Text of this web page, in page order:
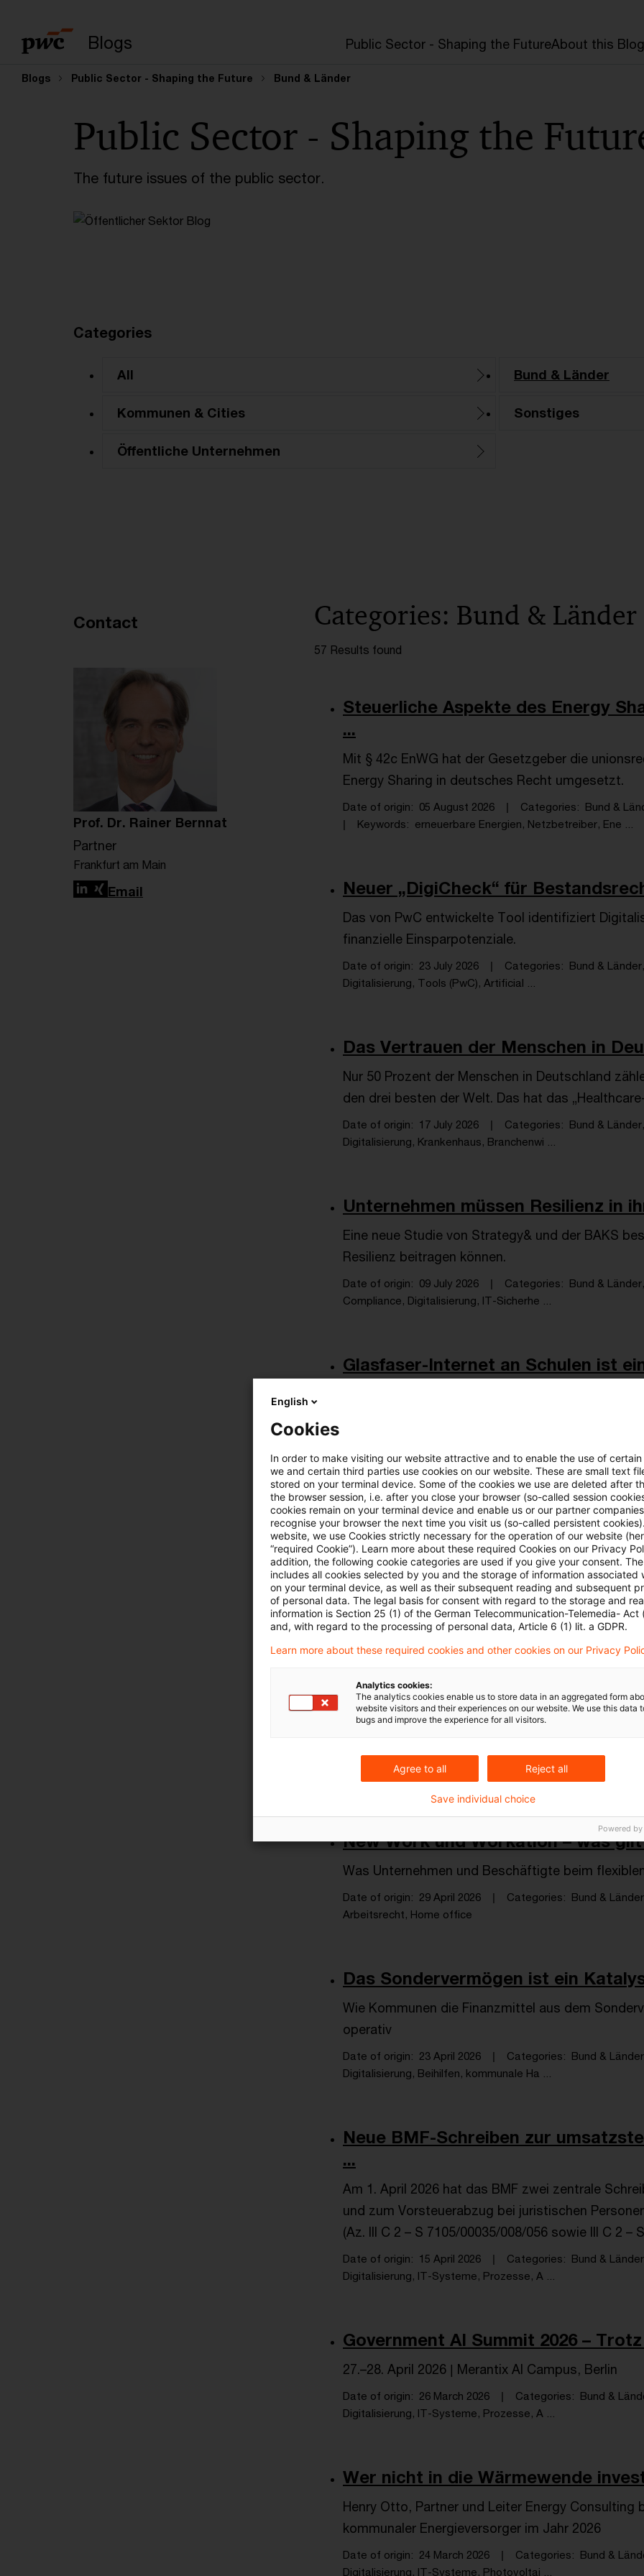
Blogs Public Sector - Shaping the FutureAbout this Blog
Blogs Public Sector - Shaping the Future Bund & Länder
Public Sector - Shaping the
The future issues of the public sector.
Categories
All Bund & Länder
Kommunen & Cities Sonstiges
Öffentliche Unternehmen
Categories: Bund & Länder
57 Results found
Steuerliche Aspekte des Energy
...
Mit § 42c EnWG hat der Gesetzgeber die
Energy Sharing in deutsches Recht umgesetzt.
Date of origin 05 August 2026 Categories
Bund &
Keywords
erneuerbare Energien, Netzbetreiber, Ene ...
Neuer „DigiCheck“ für
Das von PwC entwickelte Tool identifiziert
finanzielle Einsparpotenziale.
Date of origin 23 July 2026 Categories Bund &
Digitalisierung, Tools (PwC), Artificial ...
Das Vertrauen der Menschen in
Nur 50 Prozent der Menschen in Deutschland
den drei besten der Welt. Das hat das
Date of origin 17 July 2026 Categories Bund &
Digitalisierung, Krankenhaus, Branchenwi ...
Unternehmen müssen Resilienz in
Eine neue Studie von Strategy& und der BAKS
Resilienz beitragen können.
Date of origin 09 July 2026 Categories Bund &
Compliance, Digitalisierung, IT-Sicherhe ...
Glasfaser-Internet an Schulen ist
Berlins Staatssekretär für Schulbau,
Torsten Kühne, über die Versorgung von rund
Bund &
Digitalisierung, Informationstechnologie ...
Zuverlässige Daten für eine
Damit die Registermodernisierung ihre volle
stimmen
Date of origin 19 June 2026 Categories Bund &
Digitalisierung, IT-Systeme
Die Registermodernisierung wird
Michael Pfleger, Gesamtleitung NOOTS bei der
Date of origin 16 June 2026 Categories Bund &
Digitalisierung, IT-Systeme
New Work und Workation – was
Was Unternehmen und Beschäftigte beim
Date of origin 29 April 2026 Categories Bund &
Arbeitsrecht, Home office
Das Sondervermögen ist ein
Wie Kommunen die Finanzmittel aus dem
operativ
Date of origin 23 April 2026 Categories Bund &
Digitalisierung, Beihilfen, kommunale Ha ...
Neue BMF-Schreiben zur
...
Am 1. April 2026 hat das BMF zwei zentrale
und zum Vorsteuerabzug bei juristischen
(Az. III C 2 – S 7105/00035/008/056 sowie III C 2 –
Date of origin 15 April 2026 Categories Bund &
Digitalisierung, IT-Systeme, Prozesse, A ...
Government AI Summit 2026 –
27.–28. April 2026 | Merantix AI Campus, Berlin
Date of origin 26 March 2026 Categories Bund &
Digitalisierung, IT-Systeme, Prozesse, A ...
Wer nicht in die Wärmewende
Henry Otto, Partner und Leiter Energy Consulting
kommunaler Energieversorger im Jahr 2026
Date of origin 24 March 2026 Categories Bund &
Digitalisierung, IT-Systeme, Photovoltai ...
Recommended articles
Contact
Prof. Dr. Rainer Bernnat
Partner
Frankfurt am Main
LinkedIn
XingEmail
English
Cookies
In order to make visiting our website attractive and to enable the use of
we and certain third parties use cookies on our website. These are small text
stored on your terminal device. Some of the cookies we use are deleted after
the browser session, i.e. after you close your browser (so-called session
cookies remain on your terminal device and enable us or our partner
recognise your browser the next time you visit us (so-called persistent
website, we use Cookies strictly necessary for the operation of our website
“required Cookie”). Learn more about these required Cookies on our Privacy
addition, the following cookie categories are used if you give your consent.
includes all cookies selected by you and the storage of information associated
on your terminal device, as well as their subsequent reading and subsequent
of personal data. The legal basis for consent with regard to the storage and
information is Section 25 (1) of the German Telecommunication-Telemedia- Act
and, with regard to the processing of personal data, Article 6 (1) lit. a GDPR.
Learn more about these required cookies and other cookies on our Privacy
Analytics cookies:
The analytics cookies enable us to store data in an aggregated form
website visitors and their experiences on our website. We use this data
bugs and improve the experience for all visitors.
Agree to all Reject all
Save individual choice
Powered by